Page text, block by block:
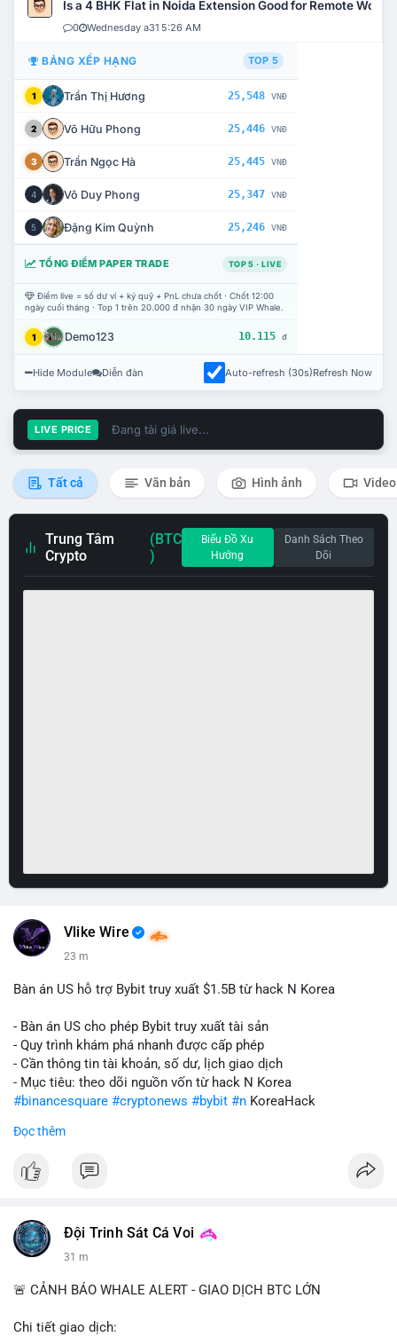
Is a 4 BHK Flat in Noida Extension Good for Remote Work?
0 Wednesday a31 5:26 AM
BẢNG XẾP HẠNG TOP 5
1 Trần Thị Hương 25,548 VNĐ
2 Võ Hữu Phong 25,446 VNĐ
3 Trần Ngọc Hà 25,445 VNĐ
4 Võ Duy Phong 25,347 VNĐ
5 Đặng Kim Quỳnh 25,246 VNĐ
TỔNG ĐIỂM PAPER TRADE TOP 5 · LIVE
Điểm live = số dư ví + ký quỹ + PnL chưa chốt · Chốt 12:00
ngày cuối tháng · Top 1 trên 20.000 đ nhận 30 ngày VIP Whale.
1 Demo123 10.115 đ
Hide Module Diễn đàn Auto-refresh (30s)Refresh Now
LIVE PRICE Đang tải giá live...
Tất cả Văn bản Hình ảnh Video
Trung Tâm
Crypto
(BTC
)
Biểu Đồ Xu
Hướng
Danh Sách Theo
Dõi
Vlike Wire
23 m
Bàn án US hỗ trợ Bybit truy xuất $1.5B từ hack N Korea
- Bàn án US cho phép Bybit truy xuất tài sản
- Quy trình khám phá nhanh được cấp phép
- Cần thông tin tài khoản, số dư, lịch giao dịch
- Mục tiêu: theo dõi nguồn vốn từ hack N Korea
#binancesquare #cryptonews #bybit #n KoreaHack
$btc $eth
#vlikevn #titanbot
Đọc thêm
Đội Trinh Sát Cá Voi
31 m
🚨 CẢNH BÁO WHALE ALERT - GIAO DỊCH BTC LỚN
Chi tiết giao dịch: